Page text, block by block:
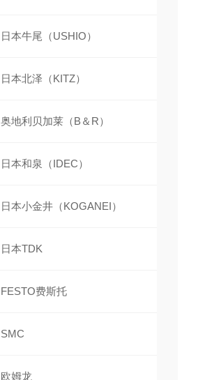
日本牛尾（USHIO）
日本北泽（KITZ）
奥地利贝加莱（B＆R）
日本和泉（IDEC）
日本小金井（KOGANEI）
日本TDK
FESTO费斯托
SMC
欧姆龙